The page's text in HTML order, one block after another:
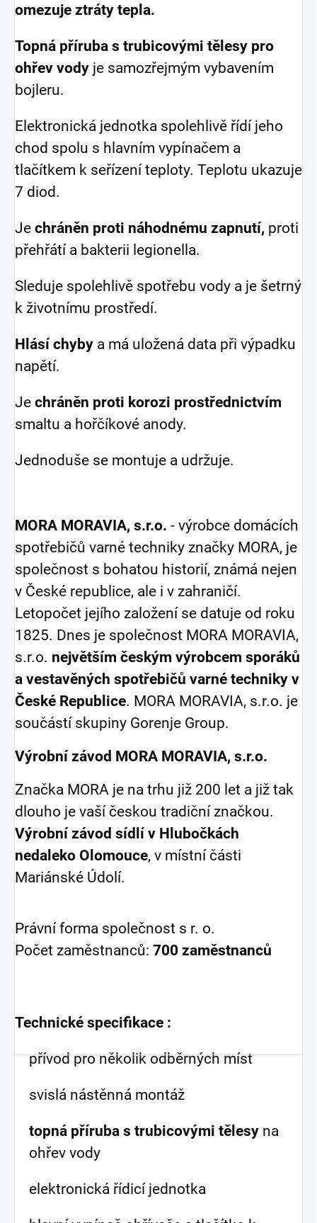
omezuje ztráty tepla.
Topná příruba s trubicovými tělesy pro
ohřev vody je samozřejmým vybavením
bojleru.
Elektronická jednotka spolehlivě řídí jeho
chod spolu s hlavním vypínačem a
tlačítkem k seřízení teploty. Teplotu ukazuje
7 diod.
Je chráněn proti náhodnému zapnutí, proti
přehřátí a bakterii legionella.
Sleduje spolehlivě spotřebu vody a je šetrný
k životnímu prostředí.
Hlásí chyby a má uložená data při výpadku
napětí.
Je chráněn proti korozi prostřednictvím
smaltu a hořčíkové anody.
Jednoduše se montuje a udržuje.
MORA MORAVIA, s.r.o. - výrobce domácích
spotřebičů varné techniky značky MORA, je
společnost s bohatou historií, známá nejen
v České republice, ale i v zahraničí.
Letopočet jejího založení se datuje od roku
1825. Dnes je společnost MORA MORAVIA,
s.r.o. největším českým výrobcem sporáků
a vestavěných spotřebičů varné techniky v
České Republice. MORA MORAVIA, s.r.o. je
součástí skupiny Gorenje Group.
Výrobní závod MORA MORAVIA, s.r.o.
Značka MORA je na trhu již 200 let a již tak
dlouho je vaší českou tradiční značkou.
Výrobní závod sídlí v Hlubočkách
nedaleko Olomouce, v místní části
Mariánské Údolí.
Právní forma společnost s r. o.
Počet zaměstnanců: 700 zaměstnanců
Technické specifikace :
přívod pro několik odběrných míst
svislá nástěnná montáž
topná příruba s trubicovými tělesy na
ohřev vody
elektronická řídicí jednotka